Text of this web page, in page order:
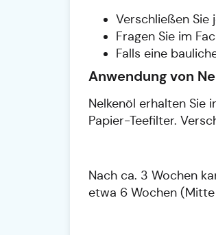
Verschließen Sie
Fragen Sie im
Falls eine
Anwendung von
Nelkenöl erhalten Sie
Papier-Teefilter.
Nach ca. 3 Wochen
etwa 6 Wochen